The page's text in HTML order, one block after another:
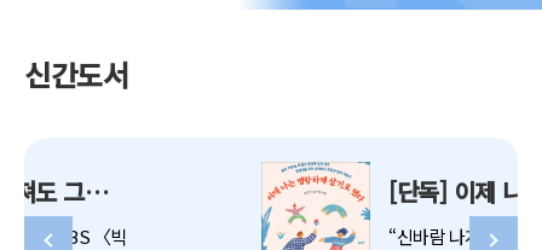
신간도서
[단독] 이제 나는 명랑하게 살기로 했다
“신바람 나게 그리고 유쾌하게 나